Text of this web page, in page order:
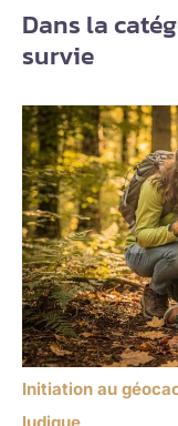
Dans la
survie
Initiation au
ludique